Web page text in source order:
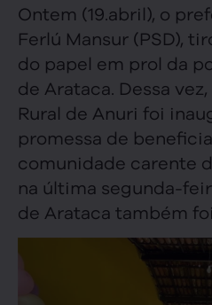
Ontem (19.abril), o
Ferlú Mansur (PSD),
do papel em prol da
de Arataca. Dessa
Rural de Anuri foi
promessa de
comunidade carente
na última segunda-
de Arataca também